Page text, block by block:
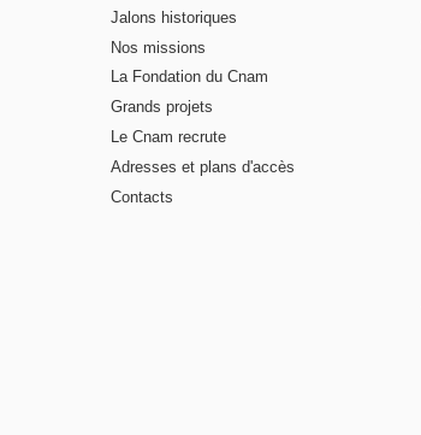
Jalons historiques
Nos missions
La Fondation du Cnam
Grands projets
Le Cnam recrute
Adresses et plans d'accès
Contacts